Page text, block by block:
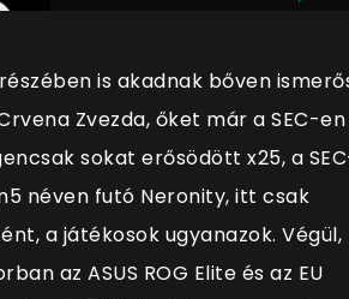
is akadnak bőven
Zvezda, őket már a SEC-en
sokat erősödött x25, a
néven futó Neronity, itt csak
a játékosok ugyanazok. Végül,
az ASUS ROG Elite és az EU